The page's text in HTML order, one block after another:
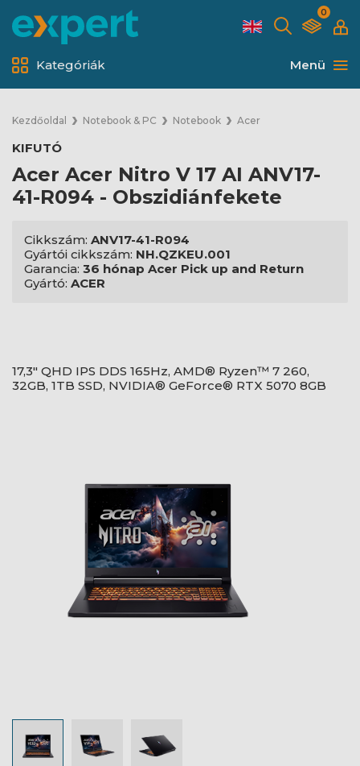
0
Menü
Kategóriák
Kezdőoldal Notebook & PC Notebook Acer
KIFUTÓ
Acer Acer Nitro V 17 AI ANV17-
41-R094 - Obszidiánfekete
Cikkszám: ANV17-41-R094
Gyártói cikkszám: NH.QZKEU.001
Garancia: 36 hónap Acer Pick up and Return
Gyártó: ACER
17,3" QHD IPS DDS 165Hz, AMD® Ryzen™ 7 260,
32GB, 1TB SSD, NVIDIA® GeForce® RTX 5070 8GB